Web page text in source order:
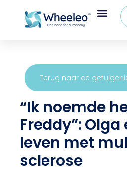
Terug naar de
“Ik noemde
Freddy”:
leven met
sclerose